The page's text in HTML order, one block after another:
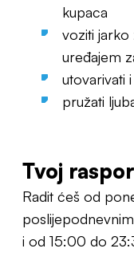
kupaca
voziti jarko
uređajem
utovarivati
pružati
Tvoj
Radit ćeš od
i od 15:00 do